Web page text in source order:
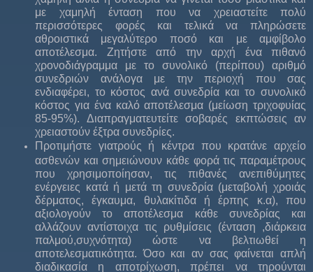
με χαμηλή ένταση που να χρειαστείτε πολύ
περισσότερες φορές και τελικά να πληρώσετε
αθροιστικά μεγαλύτερο ποσό και με αμφίβολο
αποτέλεσμα. Ζητήστε από την αρχή ένα πιθανό
χρονοδιάγραμμα με το συνολικό (περίπου) αριθμό
συνεδριών ανάλογα με την περιοχή που σας
ενδιαφέρει, το κόστος ανά συνεδρία και το συνολικό
κόστος για ένα καλό αποτέλεσμα (μείωση τριχοφυίας
85-95%). Διαπραγματευτείτε σοβαρές εκπτώσεις αν
χρειαστούν έξτρα συνεδρίες.
Προτιμήστε γιατρούς ή κέντρα που κρατάνε αρχείο
ασθενών και σημειώνουν κάθε φορά τις παραμέτρους
που χρησιμοποίησαν, τις πιθανές ανεπιθύμητες
ενέργειες κατά ή μετά τη συνεδρία (μεταβολή χροιάς
δέρματος, έγκαυμα, θυλακίτιδα ή έρπης κ.α), που
αξιολογούν το αποτέλεσμα κάθε συνεδρίας και
αλλάζουν αντίστοιχα τις ρυθμίσεις (ένταση ,διάρκεια
παλμού,συχνότητα) ώστε να βελτιωθεί η
αποτελεσματικότητα. Όσο και αν σας φαίνεται απλή
διαδικασία η αποτρίχωση, πρέπει να τηρούνται